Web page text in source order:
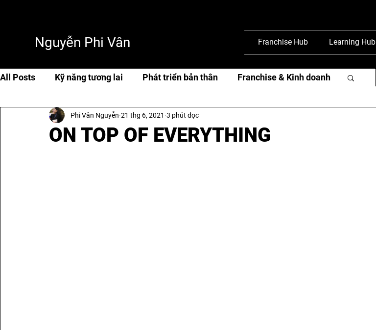
Nguyễn Phi Vân Franchise Hub Learning Hub
All Posts Kỹ năng tương lai Phát triển bản thân Franchise & Kinh doanh
Cuộc sống & hạnh phúc Travel Thơ & tản văn
ON TOP OF EVERYTHING
Phi Vân Nguyễn 21 thg 6, 2021 3 phút đọc